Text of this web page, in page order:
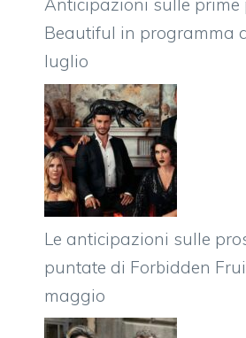
Anticipazioni sulle prime
Beautiful in programma
luglio
Le anticipazioni sulle
puntate di Forbidden
maggio